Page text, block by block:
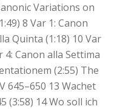
Variations on
8 Var 1: Canon
Quinta (1:18) 10 Var
4: Canon alla Settima
(2:55) The
645–650 13 Wachet
(3:58) 14 Wo soll ich